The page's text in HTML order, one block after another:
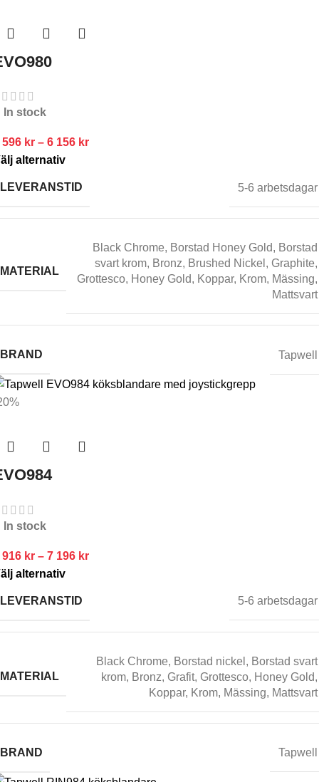
In stock
596 kr – 6 156 kr
alternativ
LEVERANSTID 5-6 arbetsdagar
MATERIAL
Black Chrome, Borstad Honey Gold, Borstad
svart krom, Bronz, Brushed Nickel , Graphite,
Grottesco, Honey Gold, Koppar, Krom, Mässing,
Mattsvart
BRAND Tapwell
In stock
916 kr – 7 196 kr
alternativ
LEVERANSTID 5-6 arbetsdagar
MATERIAL
Black Chrome, Borstad nickel , Borstad svart
krom, Bronz, Grafit, Grottesco, Honey Gold,
Koppar, Krom, Mässing, Mattsvart
BRAND Tapwell